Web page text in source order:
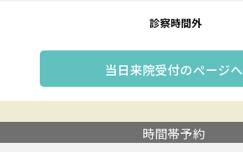
診察時間外
当日来院受付のページへ
時間帯予約